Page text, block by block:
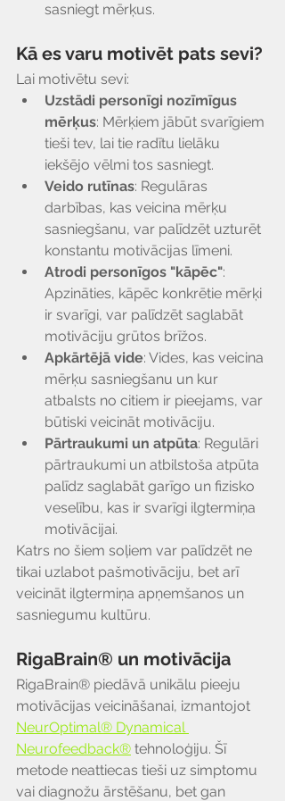
sasniegt mērķus.
Kā es varu motivēt pats sevi?
Lai motivētu sevi:
Uzstādi personīgi nozīmīgus
mērķus: Mērķiem jābūt svarīgiem
tieši tev, lai tie radītu lielāku
iekšējo vēlmi tos sasniegt.
Veido rutīnas: Regulāras
darbības, kas veicina mērķu
sasniegšanu, var palīdzēt uzturēt
konstantu motivācijas līmeni.
Atrodi personīgos "kāpēc":
Apzināties, kāpēc konkrētie mērķi
ir svarīgi, var palīdzēt saglabāt
motivāciju grūtos brīžos.
Apkārtējā vide: Vides, kas veicina
mērķu sasniegšanu un kur
atbalsts no citiem ir pieejams, var
būtiski veicināt motivāciju.
Pārtraukumi un atpūta: Regulāri
pārtraukumi un atbilstoša atpūta
palīdz saglabāt garīgo un fizisko
veselību, kas ir svarīgi ilgtermiņa
motivācijai.
Katrs no šiem soļiem var palīdzēt ne
tikai uzlabot pašmotivāciju, bet arī
veicināt ilgtermiņa apņemšanos un
sasniegumu kultūru.
RigaBrain® un motivācija
RigaBrain® piedāvā unikālu pieeju
motivācijas veicināšanai, izmantojot
NeurOptimal® Dynamical
Neurofeedback® tehnoloģiju. Šī
metode neattiecas tieši uz simptomu
vai diagnožu ārstēšanu, bet gan